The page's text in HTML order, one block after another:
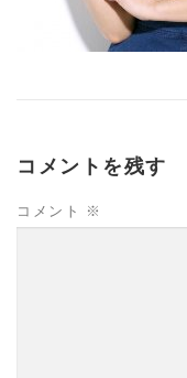
コメントを残す
コメント ※